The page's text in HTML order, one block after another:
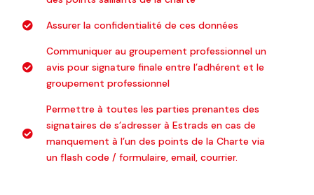
Assurer la confidentialité de ces données
Communiquer au groupement professionnel un
avis pour signature finale entre l’adhérent et le
groupement professionnel
Permettre à toutes les parties prenantes des
signataires de s’adresser à Estrads en cas de
manquement à l’un des points de la Charte via
un flash code / formulaire, email, courrier.